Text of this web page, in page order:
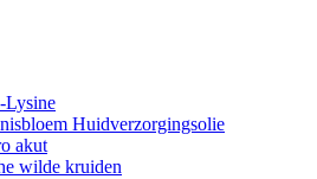
Lysine
Huidverzorgingsolie
akut
wilde kruiden